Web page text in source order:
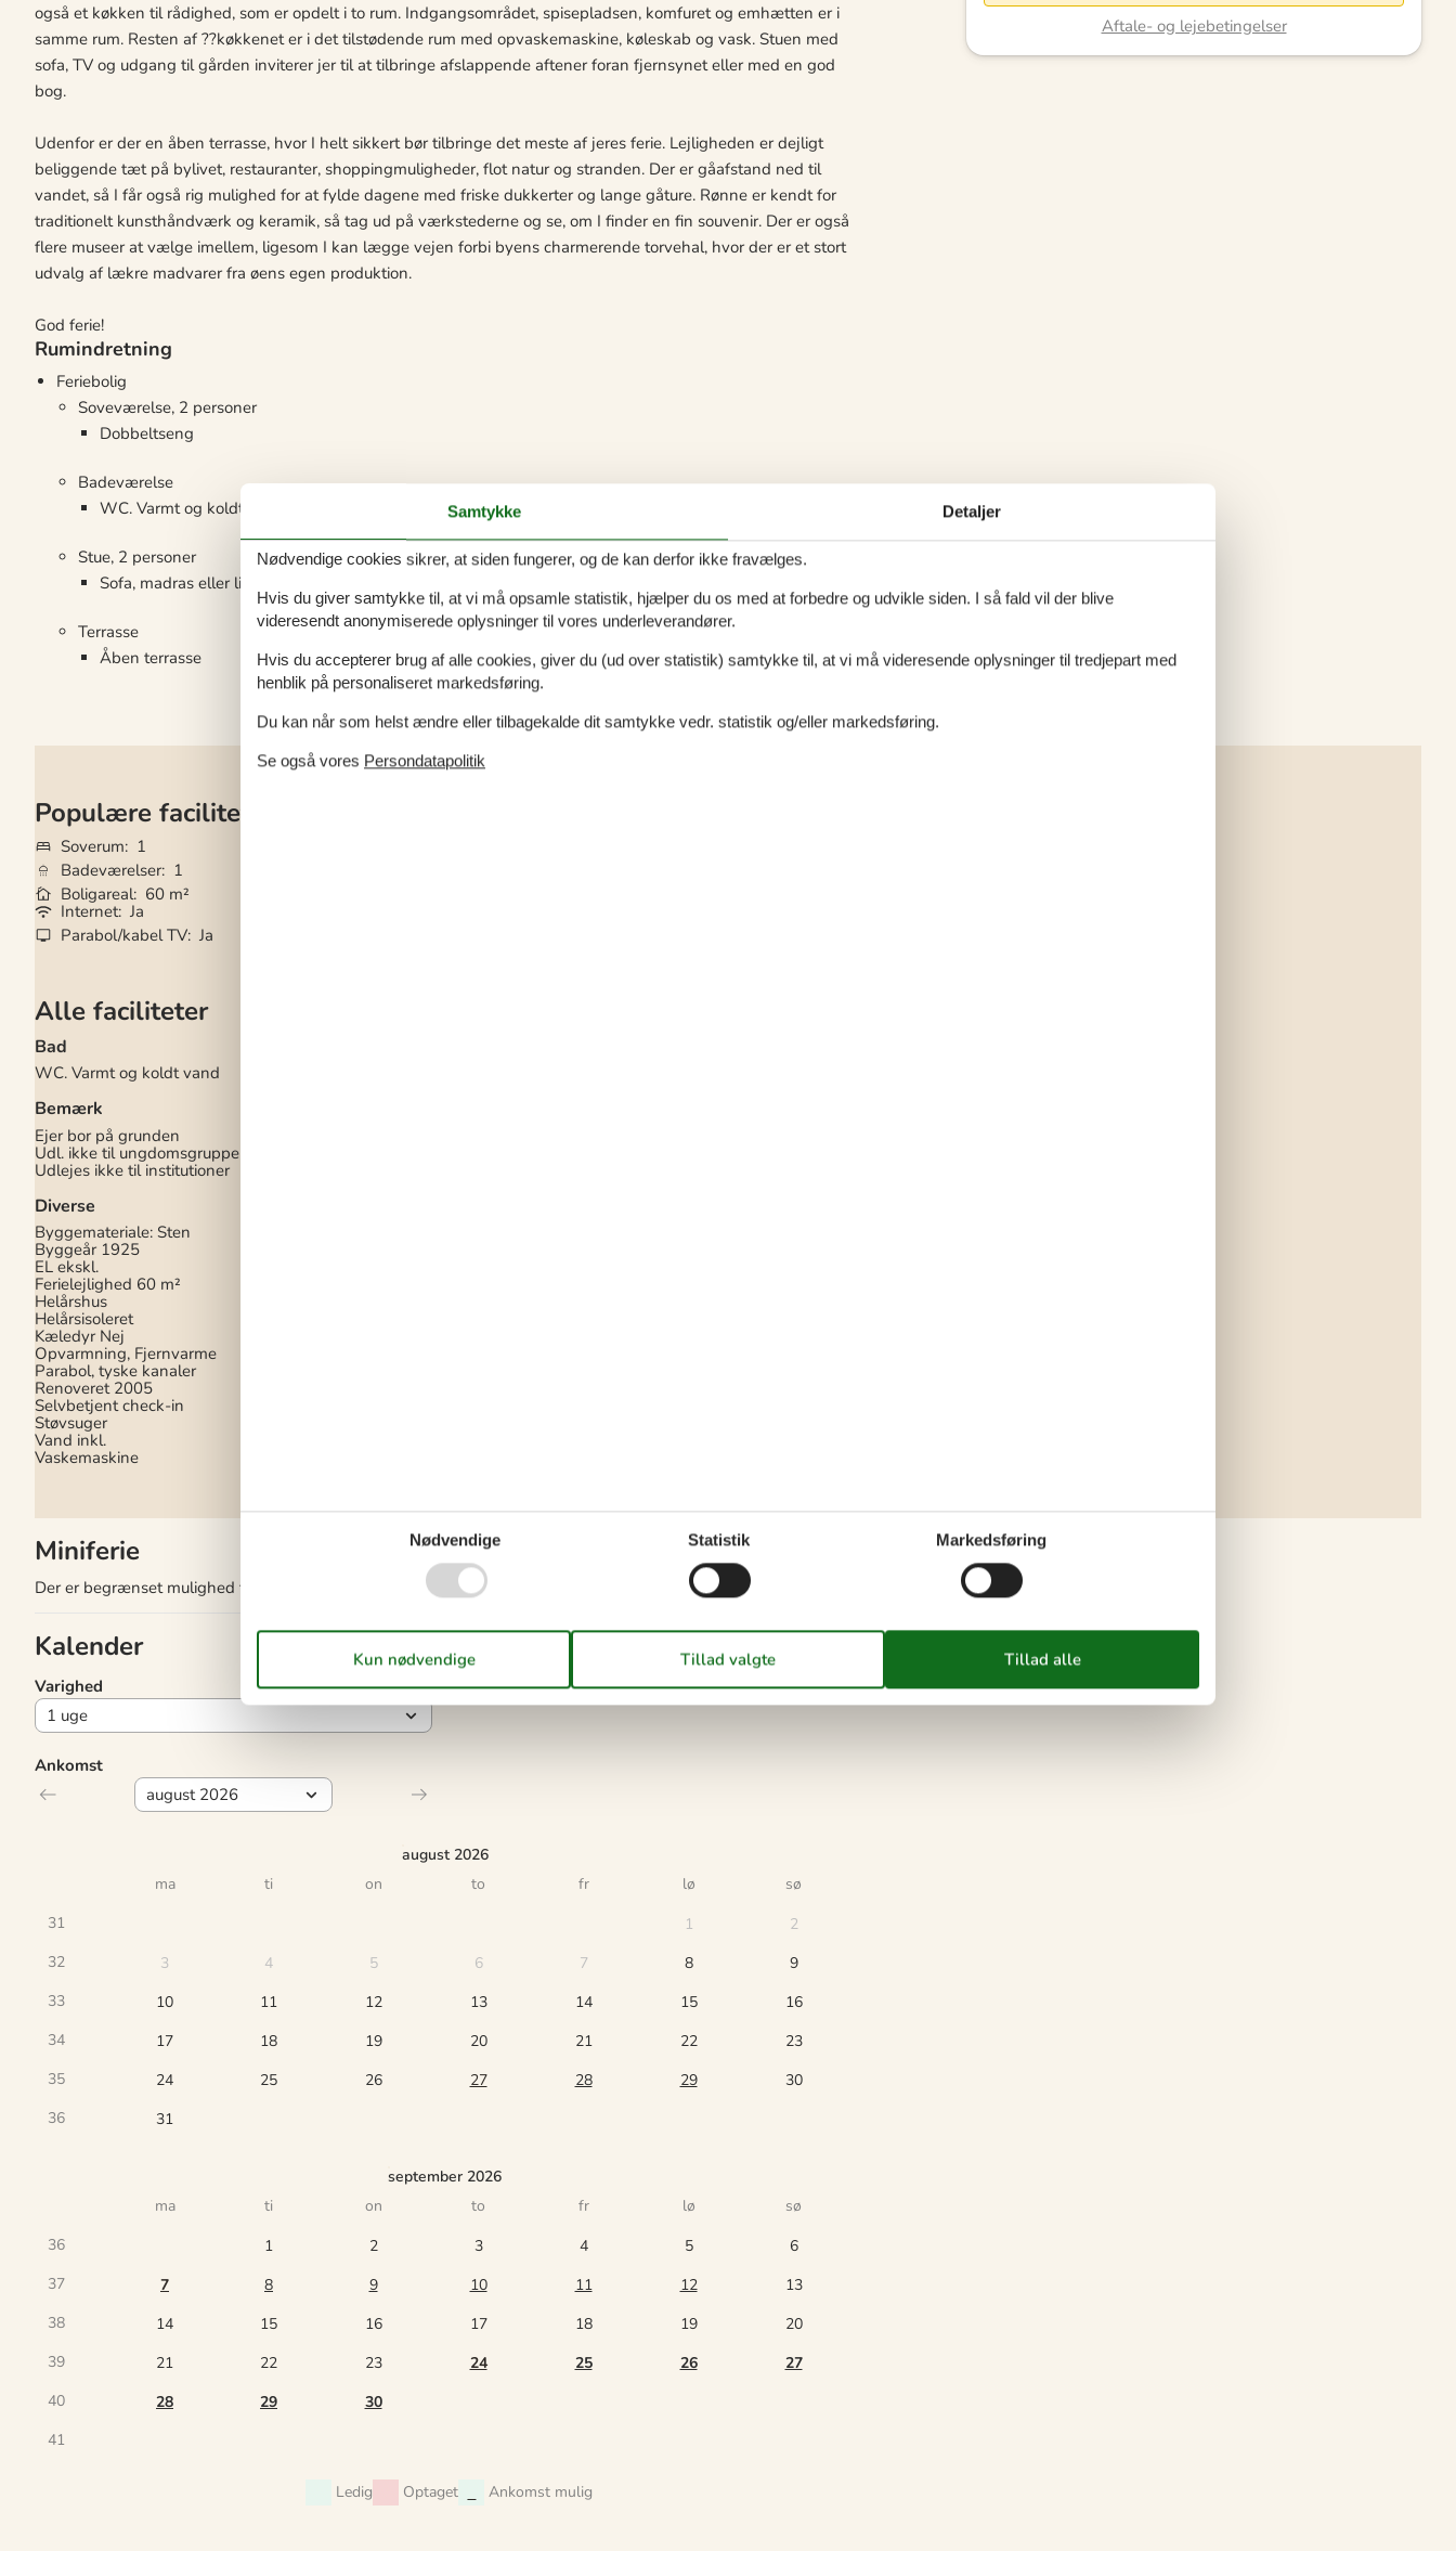
også et køkken til rådighed, som er opdelt i to rum. Indgangsområdet, spisepladsen, komfuret og emhætten er i
samme rum. Resten af ??køkkenet er i det tilstødende rum med opvaskemaskine, køleskab og vask. Stuen med
sofa, TV og udgang til gården inviterer jer til at tilbringe afslappende aftener foran fjernsynet eller med en god
bog.
Udenfor er der en åben terrasse, hvor I helt sikkert bør tilbringe det meste af jeres ferie. Lejligheden er dejligt
beliggende tæt på bylivet, restauranter, shoppingmuligheder, flot natur og stranden. Der er gåafstand ned til
vandet, så I får også rig mulighed for at fylde dagene med friske dukkerter og lange gåture. Rønne er kendt for
traditionelt kunsthåndværk og keramik, så tag ud på værkstederne og se, om I finder en fin souvenir. Der er også
flere museer at vælge imellem, ligesom I kan lægge vejen forbi byens charmerende torvehal, hvor der er et stort
udvalg af lækre madvarer fra øens egen produktion.
God ferie!
Rumindretning
Feriebolig
Soveværelse, 2 personer
Dobbeltseng
Badeværelse
WC. Varmt og koldt vand, Bruser
Stue, 2 personer
Sofa, madras eller lignende
Terrasse
Åben terrasse
Populære faciliteter
Soverum
1
Badeværelser 1
Boligareal 60 m²
Internet Ja
Parabol/kabel TV Ja
Alle faciliteter
Bad
WC. Varmt og koldt vand
Bemærk
Ejer bor på grunden
Udl. ikke til ungdomsgrupper
Udlejes ikke til institutioner
Diverse
Byggemateriale: Sten
Byggeår 1925
EL ekskl.
Ferielejlighed 60 m²
Helårshus
Helårsisoleret
Kæledyr Nej
Opvarmning, Fjernvarme
Parabol, tyske kanaler
Renoveret 2005
Selvbetjent check-in
Støvsuger
Vand inkl.
Vaskemaskine
Miniferie
Der er begrænset mulighed for miniferie hele året, typisk uden for højsæsonen.
Kalender
Ankomst
august 2026
ma
ti on to fr lø
sø
31
1
2
32
3 4 5 6 7 8
9
33
10 11 12 13 14 15
16
34
17 18 19 20 21 22
23
35
24 25 26 27 28 29
30
36
31
september 2026
ma
ti on to fr lø
sø
36
1 2 3 4 5
6
37
7 8 9 10 11 12
13
38
14 15 16 17 18 19
20
39
21 22 23 24 25 26
27
40
28 29
30
41
Ledig Optaget Ankomst mulig
Varighed
Aftale- og lejebetingelser
Samtykke Detaljer
Nødvendige cookies sikrer, at siden fungerer, og de kan derfor ikke fravælges.
Hvis du giver samtykke til, at vi må opsamle statistik, hjælper du os med at forbedre og udvikle siden. I så fald vil der blive
videresendt anonymiserede oplysninger til vores underleverandører.
Hvis du accepterer brug af alle cookies, giver du (ud over statistik) samtykke til, at vi må videresende oplysninger til tredjepart med
henblik på personaliseret markedsføring.
Du kan når som helst ændre eller tilbagekalde dit samtykke vedr. statistik og/eller markedsføring.
Se også vores Persondatapolitik
Nødvendige Statistik Markedsføring